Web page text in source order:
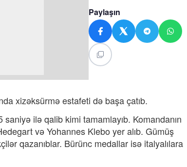
Paylaşın
xizəksürmə estafeti də başa çatıb.
ilə qalib kimi tamamlayıb. Komandanın
və Yohannes Klebo yer alıb. Gümüş
qazanıblar. Bürünc medallar isə italyalılara